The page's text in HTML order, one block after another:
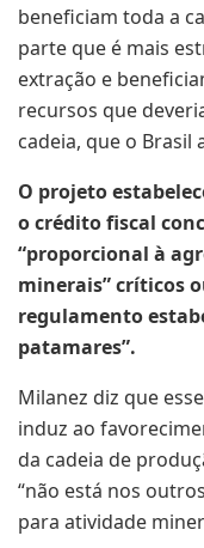
beneficiam toda a
parte que é mais
extração e
recursos que
cadeia, que o Brasil
O projeto
o crédito fiscal
“proporcional à
minerais” críticos
regulamento
patamares”.
Milanez diz que
induz ao
da cadeia de
“não está nos
para atividade